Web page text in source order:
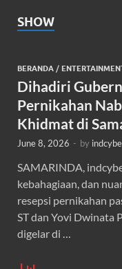
SHOW
BERANDA /
Dihadiri
Pernikahan
Khidmat di
June 8, 2026 - by
SAMARINDA,
kebahagiaan, dan
resepsi pernikahan
ST dan Yovi Dwinata
digelar di …